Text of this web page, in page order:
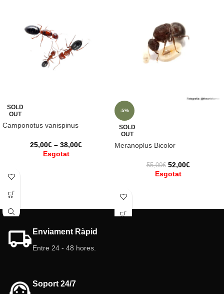
SOLD
OUT
Camponotus vanispinus
25,00€ – 38,00€
Esgotat
-5%
SOLD
OUT
Meranoplus Bicolor
55,00€ 52,00€
Esgotat
Enviament Ràpid
Entre 24 - 48 hores.
Soport 24/7